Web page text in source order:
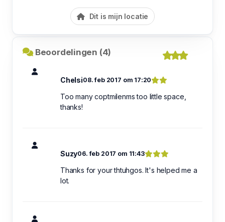
Dit is mijn locatie
Beoordelingen (4)
Chelsi08. feb 2017 om 17:20
Too many coptmilenms too little space,
thanks!
Suzy06. feb 2017 om 11:43
Thanks for your thtuhgos. It's helped me a
lot.